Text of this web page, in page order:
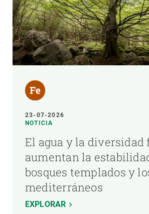
23-07-2026
NOTICIA
El agua y la diversidad
aumentan la
bosques templados y
mediterráneos
EXPLORAR